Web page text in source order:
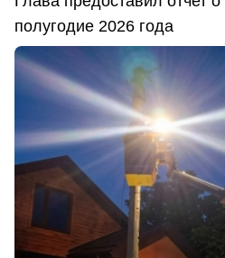
полугодие 2026 года